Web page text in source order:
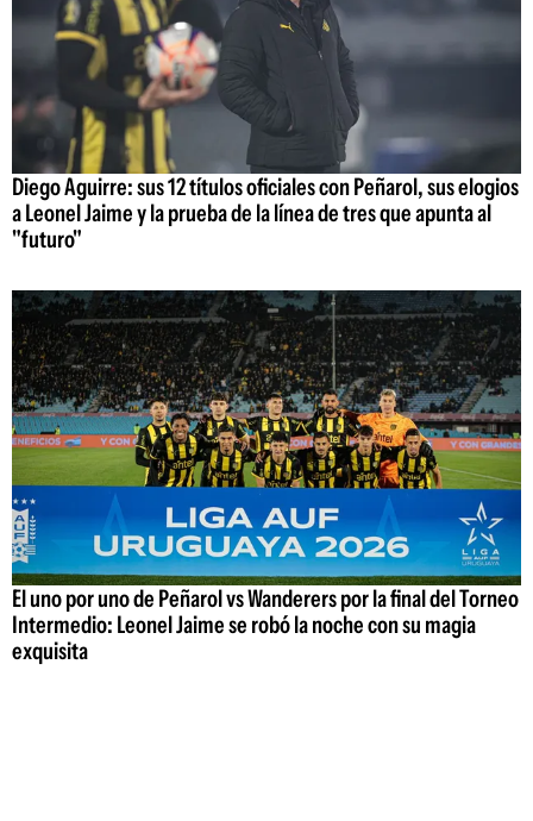
Diego Aguirre: sus 12 títulos oficiales con Peñarol, sus elogios
a Leonel Jaime y la prueba de la línea de tres que apunta al
"futuro"
El uno por uno de Peñarol vs Wanderers por la final del Torneo
Intermedio: Leonel Jaime se robó la noche con su magia
exquisita